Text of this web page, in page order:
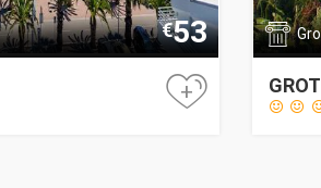
€53
+